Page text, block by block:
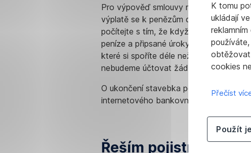
Pro výpověď smlouvy můžete využít
výplatě se k penězům dostanete do 2
počítejte s tím, že když ukončíte
peníze a připsané úroky, přijdete však
které si spoříte déle než 6 let, o státní
nebudeme účtovat žádné poplatky.
O ukončení stavebka požádejte v
internetového bankovnictví George,
Řeším pojistnou
K tomu
ukládají
obtěžovat
cookies
Přečíst
Použít